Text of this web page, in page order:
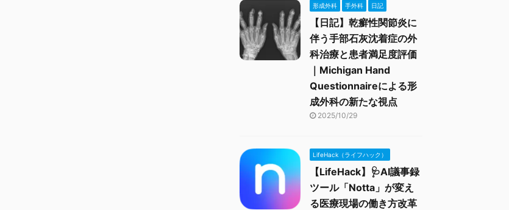
形成外科 手外科 日記
【日記】乾癬性関節炎に
伴う手部石灰沈着症の外
科治療と患者満足度評価
｜Michigan Hand
Questionnaireによる形
成外科の新たな視点
2025/10/29
LifeHack（ライフハック）
【LifeHack】🩺AI議事録
ツール「Notta」が変え
る医療現場の働き方改革